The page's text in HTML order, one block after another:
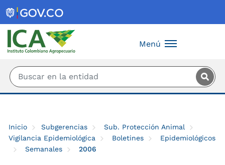
Menú
Inicio Subgerencias
Sub. Protección Animal
Vigilancia Epidemiológica
Boletines
Epidemiológicos
Semanales
2006